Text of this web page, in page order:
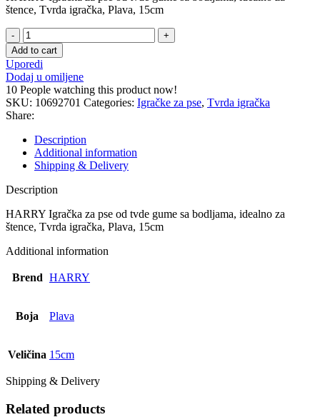
štence, Tvrda igračka, Plava, 15cm
HARRY
Igračka
za
pse
-
1
kom
quantity
Add to cart
Uporedi
Dodaj u omiljene
10 People watching this product now!
SKU: 10692701 Categories: Igračke za pse, Tvrda igračka
Share:
Description
Additional information
Shipping & Delivery
Description
HARRY Igračka za pse od tvde gume sa bodljama, idealno za
štence, Tvrda igračka, Plava, 15cm
Additional information
Brend HARRY
Boja Plava
Veličina 15cm
Shipping & Delivery
Related products